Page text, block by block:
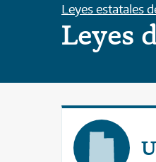
Leyes estatales
Leyes